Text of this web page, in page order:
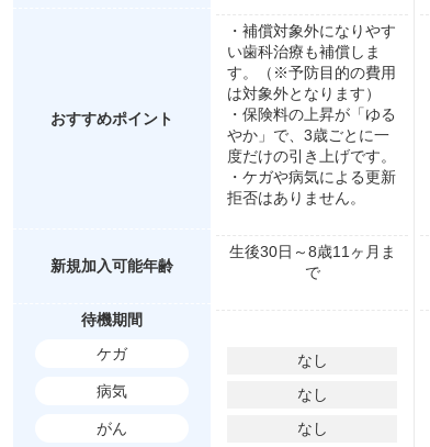
おすすめポイント
新規加入可能年齢
待機期間
ケガ
病気
がん
・補償対象外になりやす
い歯科治療も補償しま
す。（※予防目的の費用
は対象外となります）
・保険料の上昇が「ゆる
やか」で、3歳ごとに一
度だけの引き上げです。
・ケガや病気による更新
拒否はありません。
生後30日～8歳11ヶ月ま
で
なし
なし
なし